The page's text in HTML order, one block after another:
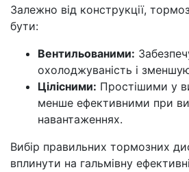
Залежно від конструкції,
бути:
Вентильованими:
охолоджуваність і
Цілісними: Простішими у
менше ефективними при
навантаженнях.
Вибір правильних тормозних
вплинути на гальмівну